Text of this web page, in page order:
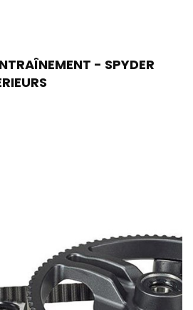
- SPYDER